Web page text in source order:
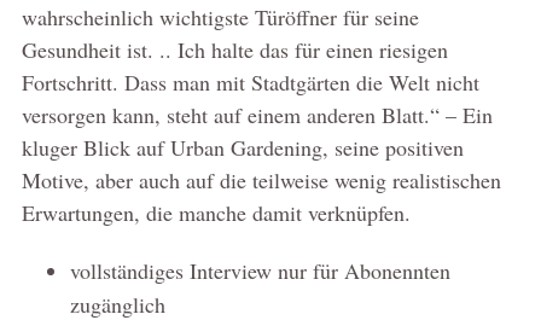
wahrscheinlich wichtigste Türöffner für seine
Gesundheit ist. .. Ich halte das für einen riesigen
Fortschritt. Dass man mit Stadtgärten die Welt nicht
versorgen kann, steht auf einem anderen Blatt.“ – Ein
kluger Blick auf Urban Gardening, seine positiven
Motive, aber auch auf die teilweise wenig realistischen
Erwartungen, die manche damit verknüpfen.
vollständiges Interview nur für Abonennten
zugänglich